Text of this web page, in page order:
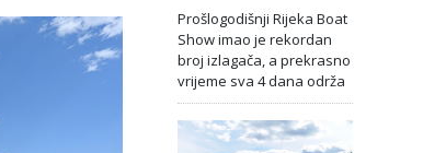
Prošlogodišnji Rijeka Boat
Show imao je rekordan
broj izlagača, a prekrasno
vrijeme sva 4 dana održa